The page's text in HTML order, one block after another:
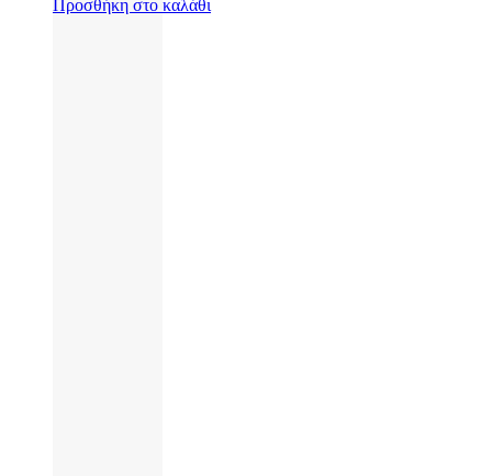
Προσθήκη στο καλάθι